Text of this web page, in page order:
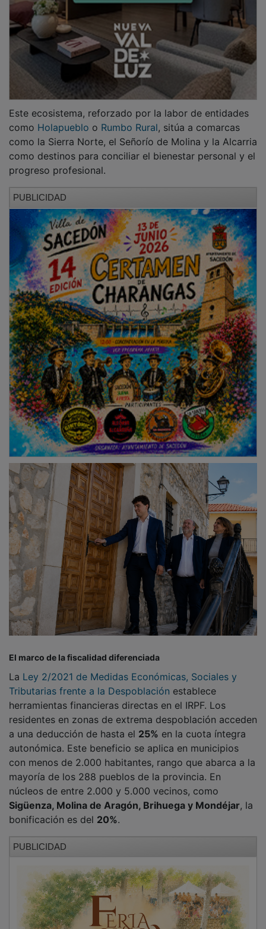
El marco de la fiscalidad diferenciada
LaLey 2/2021 de Medidas Económicas, Sociales y
Tributarias frente a la Despoblaciónestablece
herramientas financieras directas en el IRPF. Los
residentes en zonas de extrema despoblación acceden
a una deducción de hasta el
25%en la cuota íntegra
autonómica. Este beneficio se aplica en municipios
con menos de 2.000 habitantes, rango que abarca a la
mayoría de los 288 pueblos de la provincia. En
núcleos de entre 2.000 y 5.000 vecinos, como
Sigüenza, Molina de Aragón, Brihuega y Mondéjar, la
bonificación es del20%
PUBLICIDAD
Además, la norma incentiva la movilidad con una
deducción de500 eurosdurante los dos primeros
años por traslado de residencia habitual por motivos
laborales. En el ámbito inmobiliario, se permite deducir